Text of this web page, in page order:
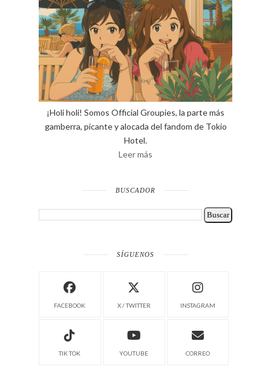
¡Holi holi! Somos Official Groupies, la parte más
gamberra, picante y alocada del fandom de Tokio
Hotel.
Leer más
BUSCADOR
SÍGUENOS
FACEBOOK X / TWITTER INSTAGRAM
TIK TOK YOUTUBE CORREO